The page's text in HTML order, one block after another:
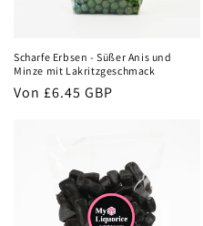
Scharfe Erbsen - Süßer Anis und
Minze mit Lakritzgeschmack
Normaler
Von £6.45 GBP